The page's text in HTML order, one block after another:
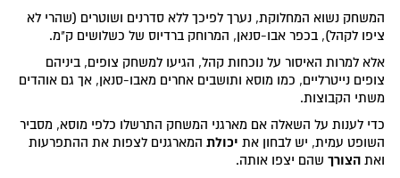
המשחק נשוא המחלוקת, נערך לפיכך ללא סדרנים ושוטרים (שהרי לא
ציפו לקהל), בכפר אבו-סנאן, המרוחק ברדיוס של כשלושים ק"מ.
אלא למרות האיסור על נוכחות קהל, הגיעו למשחק צופים, ביניהם
צופים נייטרליים, כמו מוסא ותושבים אחרים מאבו-סנאן, אך גם אוהדים
משתי הקבוצות.
כדי לענות על השאלה אם מארגני המשחק התרשלו כלפי מוסא, מסביר
השופט עמית, יש לבחון את יכולת המארגנים לצפות את ההתפרעות
ואתהצורך שהם יצפו אותה.